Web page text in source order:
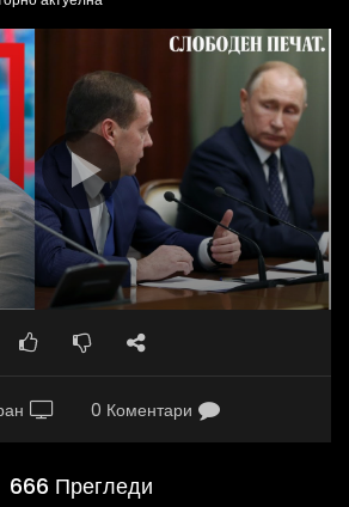
0 Коментари
666 Прегледи